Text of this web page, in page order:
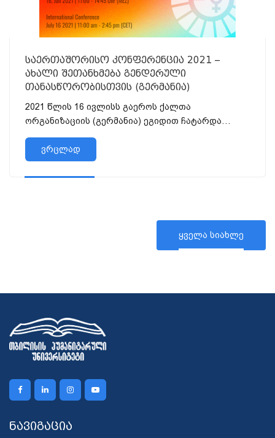
საერთაშორისო კონფერენცია 2021 –
ახალი შეთანხმება გენდერული
თანასწორობისთვის (გერმანია)
2021 წლის 16 ივლისს გაეროს ქალთა
ორგანიზაციის (გერმანია) ეგიდით ჩატარდა
ონლაინ საერთაშორისო კონფერენცია, თემაზე: -
„ახალი შეთანხმება გენდერული
თანასწორობისთვის&l...
ვრცლად
ყველა სიახლე
ნავიგაცია